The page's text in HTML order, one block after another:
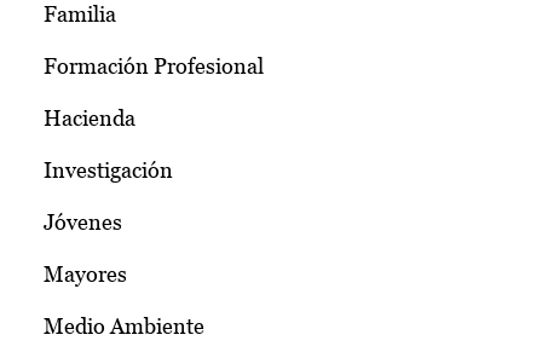
Familia
Formación Profesional
Hacienda
Investigación
Jóvenes
Mayores
Medio Ambiente